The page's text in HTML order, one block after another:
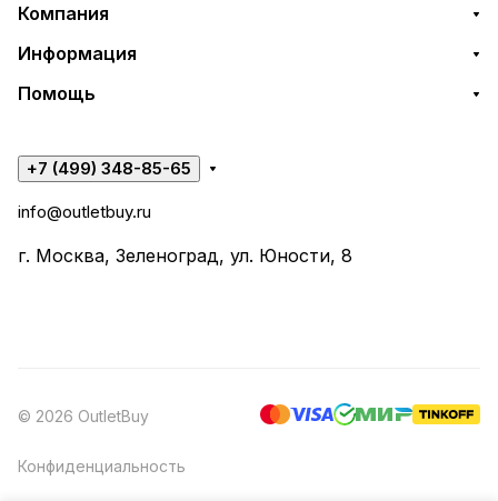
Компания
Информация
Помощь
+7 (499) 348-85-65
info@outletbuy.ru
г. Москва, Зеленоград, ул. Юности, 8
© 2026 OutletBuy
Конфиденциальность